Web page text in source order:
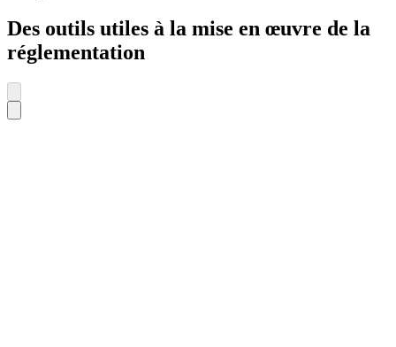
Des outils utiles à la mise en œuvre de la
réglementation